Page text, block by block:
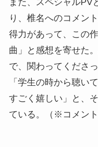
り、椎名へのコメン
得力があって、この
曲」と感想を寄せた
で、関わってくださ
「学生の時から聴い
すごく嬉しい」と、
ている。（※コメント